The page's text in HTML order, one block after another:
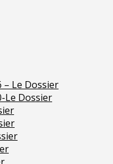
– Le Dossier
Le Dossier